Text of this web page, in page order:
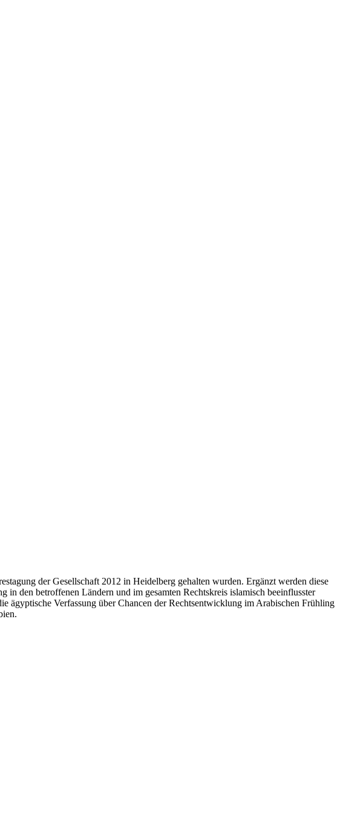
der Gesellschaft 2012 in Heidelberg gehalten wurden. Ergänzt werden diese
den betroffenen Ländern und im gesamten Rechtskreis islamisch beeinflusster
ägyptische Verfassung über Chancen der Rechtsentwicklung im Arabischen Frühling